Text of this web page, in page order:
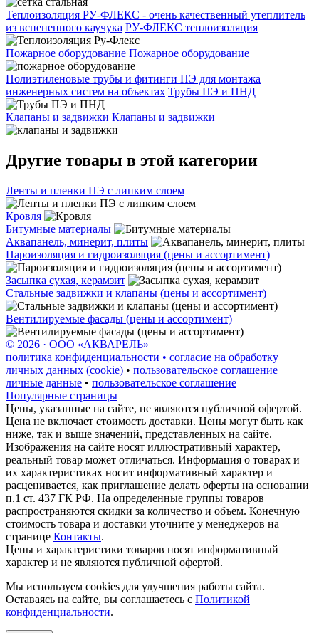
Теплоизоляция РУ-ФЛЕКС - очень качественный утеплитель
из вспененного каучука РУ-ФЛЕКС теплоизоляция
Пожарное оборудование Пожарное оборудование
Полиэтиленовые трубы и фитинги ПЭ для монтажа
инженерных систем на объектах Трубы ПЭ и ПНД
Клапаны и задвижки Клапаны и задвижки
Другие товары в этой категории
Ленты и пленки ПЭ с липким слоем
Кровля
Битумные материалы
Аквапанель, минерит, плиты
Пароизоляция и гидроизоляция (цены и ассортимент)
Засыпка сухая, керамзит
Стальные задвижки и клапаны (цены и ассортимент)
Вентилируемые фасады (цены и ассортимент)
© 2026 · ООО «АКВАРЕЛЬ»
политика конфиденциальности • согласие на обработку
личных данных (cookie) • пользовательское соглашение
личные данные • пользовательское соглашение
Популярные страницы
Цены, указанные на сайте, не являются публичной офертой.
Цена не включает стоимость доставки. Цены могут быть как
ниже, так и выше значений, представленных на сайте.
Изображения на сайте носят иллюстративный характер,
реальный товар может отличаться. Информация о товарах и
их характеристиках носит информативный характер и
расценивается, как приглашение делать оферты на основании
п.1 ст. 437 ГК РФ. На определенные группы товаров
распространяются скидки за количество и объем. Конечную
стоимость товара и доставки уточните у менеджеров на
странице Контакты.
Цены и характеристики товаров носят информативный
характер и не являются публичной офертой.
Мы используем cookies для улучшения работы сайта.
Оставаясь на сайте, вы соглашаетесь с Политикой
конфиденциальности.